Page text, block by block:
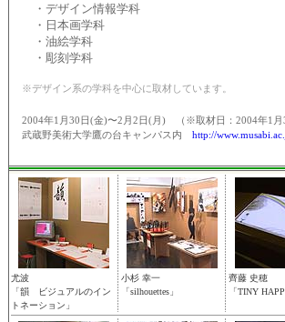
・デザイン情報学科
・日本画学科
・油絵学科
・彫刻学科
※デザイン系の学科を中心に取材しています。
2004年1月30日(金)〜2月2日(月) （※取材日：2004年1月
武蔵野美術大学鷹の台キャンパス内 http://
尤波
「韻 ビジュアルのイン
トネーション」
小杉 幸一
「silhouettes」
齊藤 史穂
「TINY